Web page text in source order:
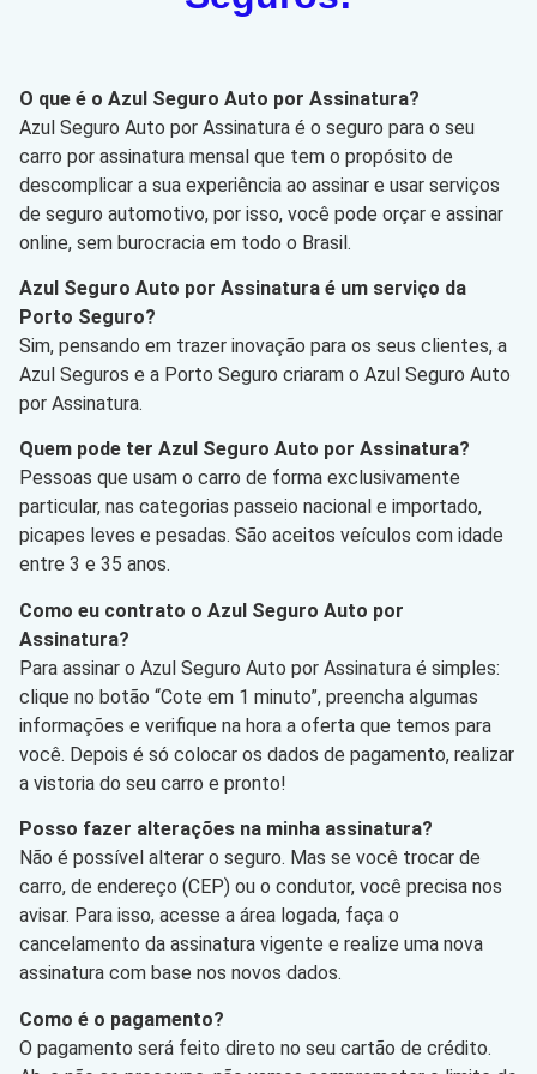
O que é o Azul Seguro Auto por Assinatura?
Azul Seguro Auto por Assinatura é o seguro para o seu
carro por assinatura mensal que tem o propósito de
descomplicar a sua experiência ao assinar e usar serviços
de seguro automotivo, por isso, você pode orçar e assinar
online, sem burocracia em todo o Brasil.
Azul Seguro Auto por Assinatura é um serviço da
Porto Seguro?
Sim, pensando em trazer inovação para os seus clientes, a
Azul Seguros e a Porto Seguro criaram o Azul Seguro Auto
por Assinatura.
Quem pode ter Azul Seguro Auto por Assinatura?
Pessoas que usam o carro de forma exclusivamente
particular, nas categorias passeio nacional e importado,
picapes leves e pesadas. São aceitos veículos com idade
entre 3 e 35 anos.
Como eu contrato o Azul Seguro Auto por
Assinatura?
Para assinar o Azul Seguro Auto por Assinatura é simples:
clique no botão “Cote em 1 minuto”, preencha algumas
informações e verifique na hora a oferta que temos para
você. Depois é só colocar os dados de pagamento, realizar
a vistoria do seu carro e pronto!
Posso fazer alterações na minha assinatura?
Não é possível alterar o seguro. Mas se você trocar de
carro, de endereço (CEP) ou o condutor, você precisa nos
avisar. Para isso, acesse a área logada, faça o
cancelamento da assinatura vigente e realize uma nova
assinatura com base nos novos dados.
Como é o pagamento?
O pagamento será feito direto no seu cartão de crédito.